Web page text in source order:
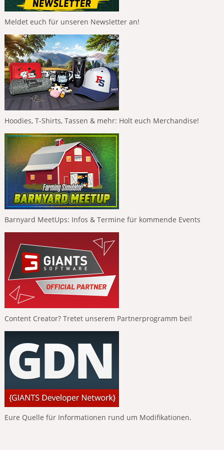
Meldet euch für unseren Newsletter an!
Hoodies, T-Shirts, Tassen & mehr: Holt euch Merchandise!
Barnyard MeetUps: Infos & Termine für kommende Events
Content Creator? Tretet unserem Partnerprogramm bei!
Eure Quelle für Informationen rund um Modifikationen.